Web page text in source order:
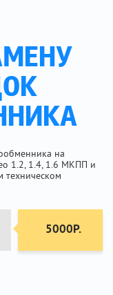
на
1.2, 1.4, 1.6 МКПП и
5000Р.